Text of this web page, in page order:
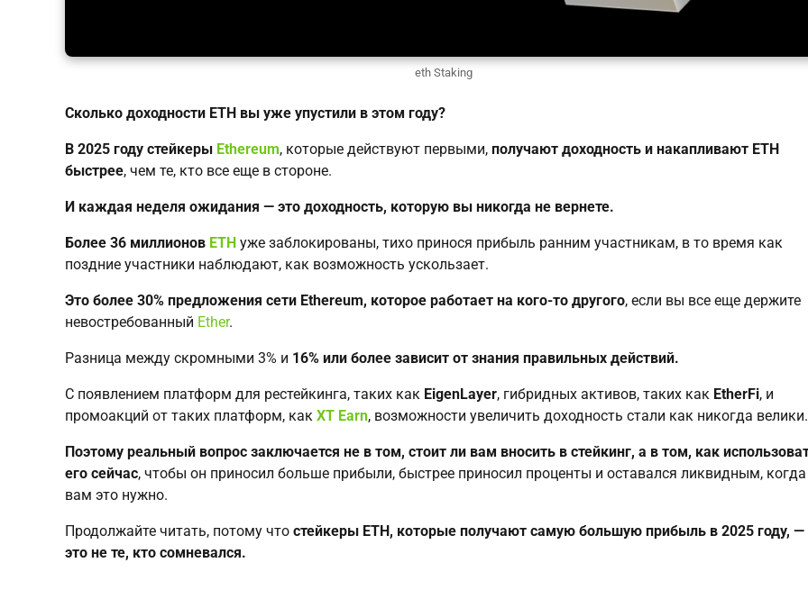
eth Staking
Сколько доходности ETH вы уже упустили в этом году?
В 2025 году стейкеры Ethereum, которые действуют первыми, получают доходность и накапливают ETH
быстрее, чем те, кто все еще в стороне.
И каждая неделя ожидания — это доходность, которую вы никогда не вернете.
Более 36 миллионов ETH уже заблокированы, тихо принося прибыль ранним участникам, в то время как
поздние участники наблюдают, как возможность ускользает.
Это более 30% предложения сети Ethereum, которое работает на кого-то другого, если вы все еще держите
невостребованный Ether.
Разница между скромными 3% и 16% или более зависит от знания правильных действий.
С появлением платформ для рестейкинга, таких как EigenLayer, гибридных активов, таких как EtherFi, и
промоакций от таких платформ, как XT Earn, возможности увеличить доходность стали как никогда велики.
Поэтому реальный вопрос заключается не в том, стоит ли вам вносить в стейкинг, а в том, как
его сейчас, чтобы он приносил больше прибыли, быстрее приносил проценты и оставался ликвидным, когда
вам это нужно.
Продолжайте читать, потому что стейкеры ETH, которые получают самую большую прибыль в 2025 году, —
это не те, кто сомневался.